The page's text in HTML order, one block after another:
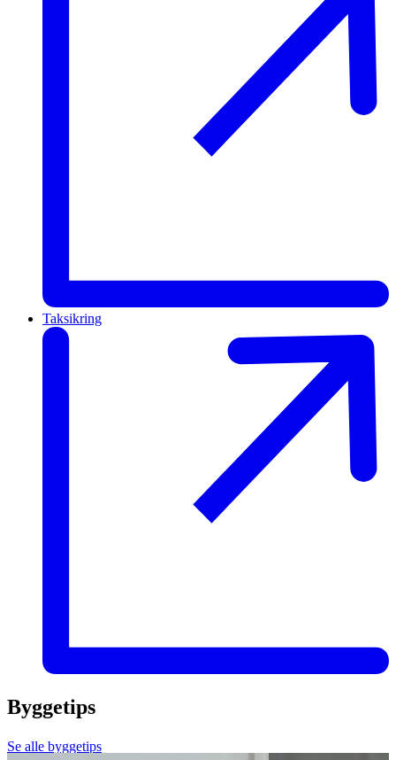
Taksikring
Byggetips
Se alle byggetips